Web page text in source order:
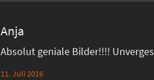
Anja
Absolut geniale Bilder!!!!
11. Juli 2016